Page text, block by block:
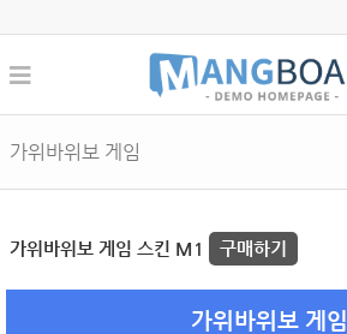
가위바위보 게임
가위바위보 게임 스킨 M1 구매하기
가위바위보 게임